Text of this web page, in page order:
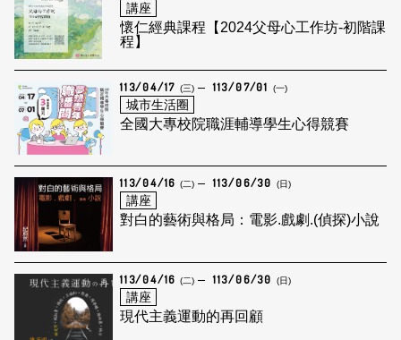
講座
懷仁經典課程【2024父母心工作坊-初階課
程】
113/04/17 (三) 113/07/01 (一)
城市生活圈
全國大專校院職涯輔導學生心得競賽
113/04/16 (二) 113/06/30 (日)
講座
對白的藝術與格局：電影.戲劇.(偵探)小說
113/04/16 (二) 113/06/30 (日)
講座
現代主義運動的再回顧